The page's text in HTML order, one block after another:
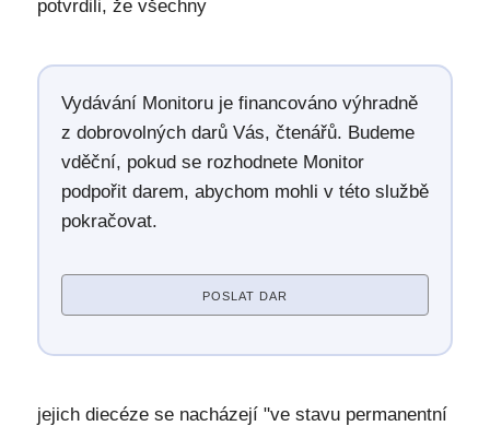
potvrdili, že všechny
Vydávání Monitoru je financováno výhradně
z dobrovolných darů Vás, čtenářů. Budeme
vděční, pokud se rozhodnete Monitor
podpořit darem, abychom mohli v této službě
pokračovat.
POSLAT DAR
jejich diecéze se nacházejí "ve stavu permanentní